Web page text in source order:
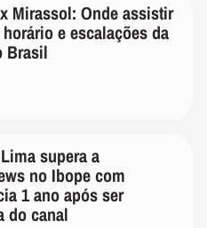
Mirassol: Onde assistir
e escalações da
Brasil
supera a
no Ibope com
1 ano após ser
do canal